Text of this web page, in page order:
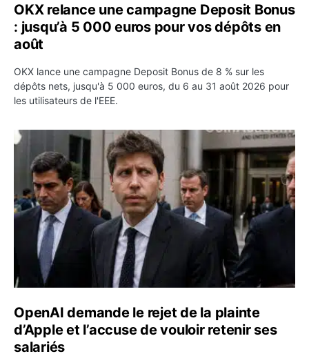
OKX relance une campagne Deposit Bonus
: jusqu’à 5 000 euros pour vos dépôts en
août
OKX lance une campagne Deposit Bonus de 8 % sur les
dépôts nets, jusqu'à 5 000 euros, du 6 au 31 août 2026 pour
les utilisateurs de l'EEE.
OpenAI demande le rejet de la plainte d’Apple et
OpenAI demande le rejet de la plainte
d’Apple et l’accuse de vouloir retenir ses
salariés